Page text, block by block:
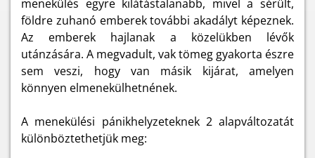
menekülés egyre kilátástalanabb, mivel a sérült,
földre zuhanó emberek további akadályt képeznek.
Az emberek hajlanak a közelükben lévők
utánzására. A megvadult, vak tömeg gyakorta észre
sem veszi, hogy van másik kijárat, amelyen
könnyen elmenekülhetnének.
A menekülési pánikhelyzeteknek 2 alapváltozatát
különböztethetjük meg: